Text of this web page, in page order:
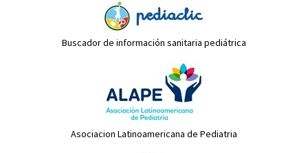
Buscador de información sanitaria pediátrica
Asociacion Latinoamericana de Pediatria